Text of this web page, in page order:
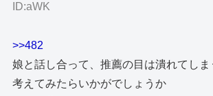
ID:aWK
>>482
娘と話し合って、推薦の目は潰れてし
考えてみたらいかがでしょうか